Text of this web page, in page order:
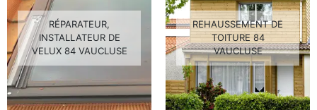
RÉPARATEUR,
INSTALLATEUR DE
VELUX 84 VAUCLUSE
REHAUSSEMENT DE
TOITURE 84
VAUCLUSE